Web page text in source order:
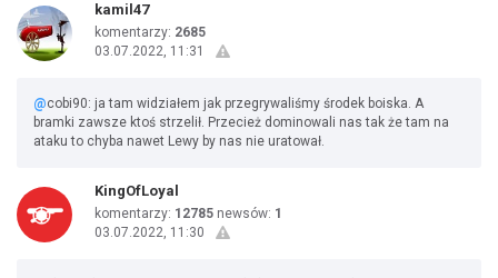
kamil47
komentarzy: 2685
03.07.2022, 11:31
@cobi90: ja tam widziałem jak przegrywaliśmy środek boiska. A
bramki zawsze ktoś strzelił. Przecież dominowali nas tak że tam na
ataku to chyba nawet Lewy by nas nie uratował.
KingOfLoyal
komentarzy: 12785 newsów: 1
03.07.2022, 11:30